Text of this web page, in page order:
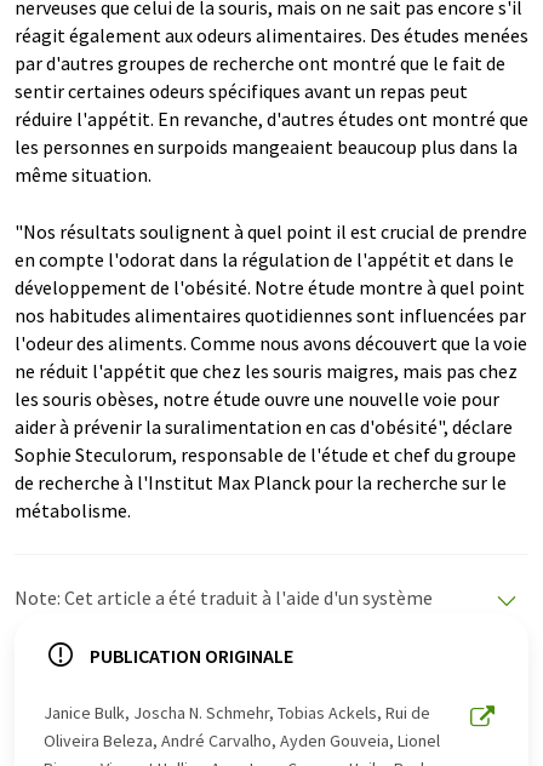
nerveuses que celui de la souris, mais on ne sait pas encore s'il
réagit également aux odeurs alimentaires. Des études menées
par d'autres groupes de recherche ont montré que le fait de
sentir certaines odeurs spécifiques avant un repas peut
réduire l'appétit. En revanche, d'autres études ont montré que
les personnes en surpoids mangeaient beaucoup plus dans la
même situation.
"Nos résultats soulignent à quel point il est crucial de prendre
en compte l'odorat dans la régulation de l'appétit et dans le
développement de l'obésité. Notre étude montre à quel point
nos habitudes alimentaires quotidiennes sont influencées par
l'odeur des aliments. Comme nous avons découvert que la voie
ne réduit l'appétit que chez les souris maigres, mais pas chez
les souris obèses, notre étude ouvre une nouvelle voie pour
aider à prévenir la suralimentation en cas d'obésité", déclare
Sophie Steculorum, responsable de l'étude et chef du groupe
de recherche à l'Institut Max Planck pour la recherche sur le
métabolisme.
Note: Cet article a été traduit à l'aide d'un système
propose ces traductions automatiques pour présenter
été traduit avec traduction automatique, il est possible
qu'il contienne des erreurs de vocabulaire, de syntaxe ou
PUBLICATION ORIGINALE
Janice Bulk, Joscha N. Schmehr, Tobias Ackels, Rui de
Oliveira Beleza, André Carvalho, Ayden Gouveia, Lionel